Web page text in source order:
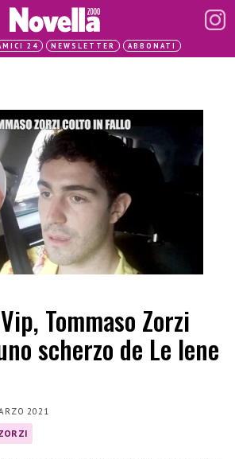
24 NEWSLETTER ABBONATI
Tommaso Zorzi
scherzo de Le Iene
2021